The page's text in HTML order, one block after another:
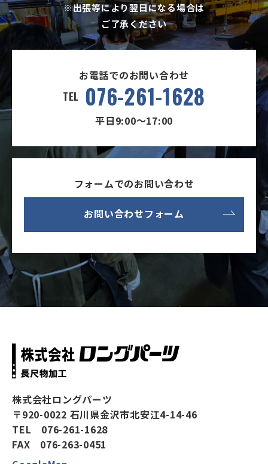
※出張等により翌日になる場合は
ご了承ください
お電話でのお問い合わせ
TEL 076-261-1628
平日9:00〜17:00
フォームでのお問い合わせ
お問い合わせフォーム
株式会社ロングパーツ
〒920-0022 石川県金沢市北安江4-14-46
TEL 076-261-1628
FAX 076-263-0451